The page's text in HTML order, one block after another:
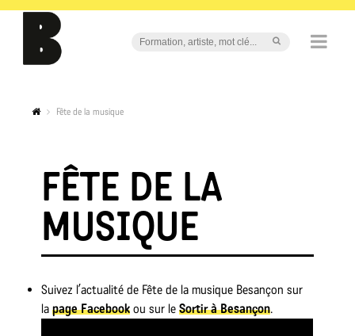
Fête de la musique
FÊTE DE LA
MUSIQUE
Suivez l’actualité de Fête de la musique Besançon sur
lapage Facebook ou sur leSortir à Besançon.